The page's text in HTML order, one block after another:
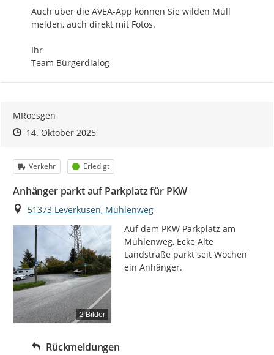
Auch über die AVEA-App können Sie wilden Müll
melden, auch direkt mit Fotos.
Ihr
Team Bürgerdialog
MRoesgen
Zeitpunkt des Erstellens
Zeitpunkt des Erstellens
14. Oktober 2025Zur Äußerung
Kategorie
Verkehr Status
Erledigt
Anhänger parkt auf Parkplatz für PKW
Ort
51373 Leverkusen, Mühlenweg
2 Bilder
Auf dem PKW Parkplatz am
Mühlenweg, Ecke Alte
Landstraße parkt seit Wochen
ein Anhänger.
Rückmeldungen